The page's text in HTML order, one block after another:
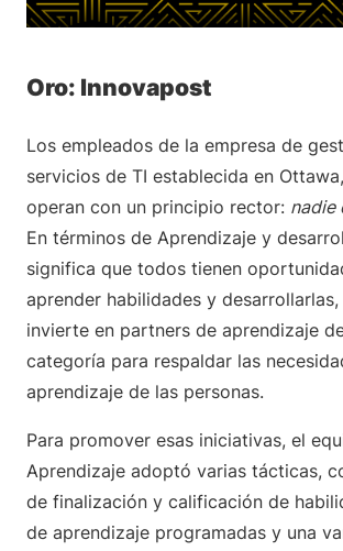
Oro: Innovapost
Los empleados de la empresa de
servicios de TI establecida en
operan con un principio rector: nadie
En términos de Aprendizaje y
significa que todos tienen
aprender habilidades y
invierte en partners de aprendizaje
categoría para respaldar las
aprendizaje de las personas.
Para promover esas iniciativas, el
Aprendizaje adoptó varias tácticas,
de finalización y calificación de
de aprendizaje programadas y una